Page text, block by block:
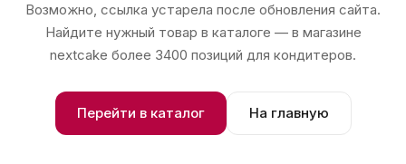
Возможно, ссылка устарела после обновления сайта.
Найдите нужный товар в каталоге — в магазине
nextcake более 3400 позиций для кондитеров.
Перейти в каталог На главную